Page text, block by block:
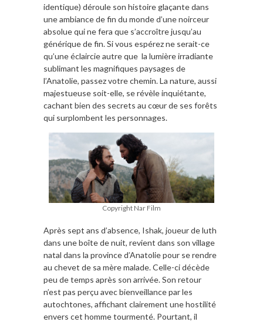
identique) déroule son histoire glaçante dans
une ambiance de fin du monde d’une noirceur
absolue qui ne fera que s’accroître jusqu’au
générique de fin. Si vous espérez ne serait-ce
qu’une éclaircie autre que la lumière irradiante
sublimant les magnifiques paysages de
l’Anatolie, passez votre chemin. La nature, aussi
majestueuse soit-elle, se révèle inquiétante,
cachant bien des secrets au cœur de ses forêts
qui surplombent les personnages.
Copyright Nar Film
Après sept ans d’absence, Ishak, joueur de luth
dans une boîte de nuit, revient dans son village
natal dans la province d’Anatolie pour se rendre
au chevet de sa mère malade. Celle-ci décède
peu de temps après son arrivée. Son retour
n’est pas perçu avec bienveillance par les
autochtones, affichant clairement une hostilité
envers cet homme tourmenté. Pourtant, il